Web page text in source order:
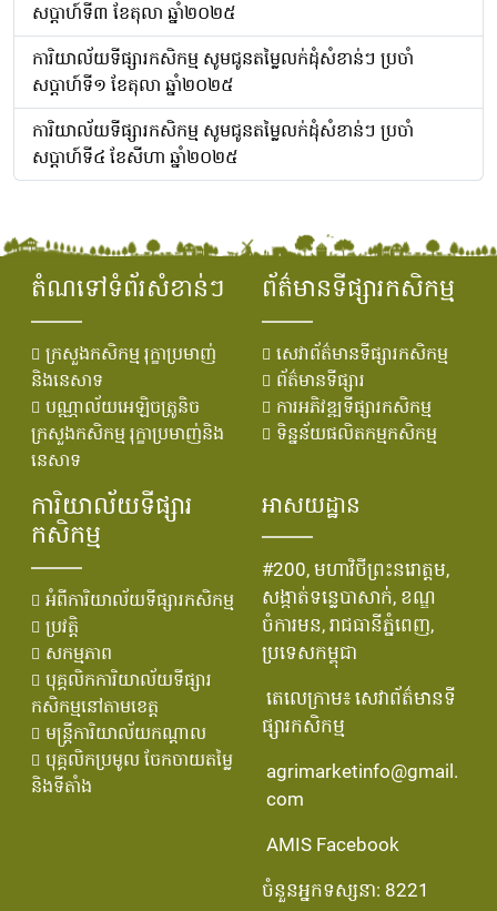
សប្តាហ៍ទី៣ ខែតុលា ឆ្នាំ២០២៥
ការិយាល័យទីផ្សារកសិកម្ម សូមជូនតម្លៃលក់ដុំសំខាន់ៗ ប្រចាំ
សប្តាហ៍ទី១ ខែតុលា ឆ្នាំ២០២៥
ការិយាល័យទីផ្សារកសិកម្ម សូមជូនតម្លៃលក់ដុំសំខាន់ៗ ប្រចាំ
សប្តាហ៍ទី៤ ខែសីហា ឆ្នាំ២០២៥
តំណទៅទំព័រសំខាន់ៗ
ក្រសួងកសិកម្ម រុក្ខាប្រមាញ់
និងនេសាទ
បណ្ណាល័យអេឡិចត្រូនិច
ក្រសួងកសិកម្ម រុក្ខាប្រមាញ់និង
នេសាទ
ព័ត៌មានទីផ្សារកសិកម្ម
សេវាព័ត៌មានទីផ្សារកសិកម្ម
ព័ត៌មានទីផ្សារ
ការអភិវឌ្ឍទីផ្សារកសិកម្ម
ទិន្នន័យផលិតកម្មកសិកម្ម
ការិយាល័យទីផ្សារ
កសិកម្ម
អំពីការិយាល័យទីផ្សារកសិកម្ម
ប្រវតិ្ត
សកម្មភាព
បុគ្គលិកការិយាល័យទីផ្សារ
កសិកម្មនៅតាមខេត្ត
មន្រ្ដីការិយាល័យកណ្ដាល
បុគ្គលិកប្រមូល ចែកចាយតម្លៃ
និងទីតាំង
អាសយដ្ឋាន
#200, មហាវិថីព្រះនរោត្តម,
សង្កាត់ទន្លេបាសាក់, ខណ្ឌ
ចំការមន, រាជធានីភ្នំពេញ,
ប្រទេសកម្ពុជា
តេលេក្រាម៖ សេវាព័ត៌មានទី
ផ្សារកសិកម្ម
agrimarketinfo@gmail.
com
AMIS Facebook
ចំនួនអ្នកទស្សនា: 8221